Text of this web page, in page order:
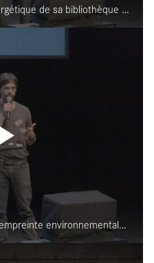
Survivre à la réhabilitation énergétique de sa bibliothèque | Michel Crépeau, La Rochelle (17)
Sensibiliser par la pratique à l’empreinte environnementale du numérique | Joué-les-Tours (37)